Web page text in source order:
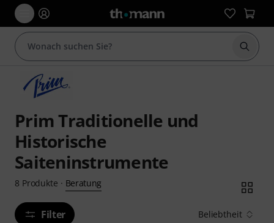
Suche
Prim Traditionelle und
Historische
Saiteninstrumente
8 Produkte · Beratung
Filter Beliebtheit